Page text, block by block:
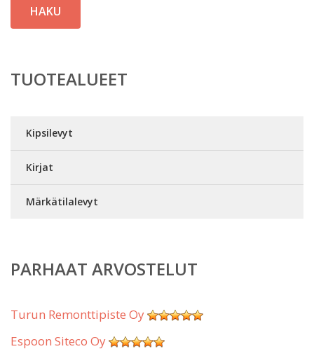
HAKU
TUOTEALUEET
Kipsilevyt
Kirjat
Märkätilalevyt
PARHAAT ARVOSTELUT
Turun Remonttipiste Oy
Espoon Siteco Oy